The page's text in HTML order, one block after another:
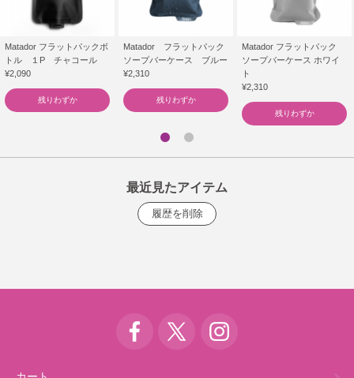
Matador フラットパックボ
トル １P チャコール
¥2,090
残りわずか
Matador フラットパック
ソープバーケース ブルー
¥2,310
残りわずか
Matador フラットパック
ソープバーケース ホワイ
ト
¥2,310
残りわずか
最近見たアイテム